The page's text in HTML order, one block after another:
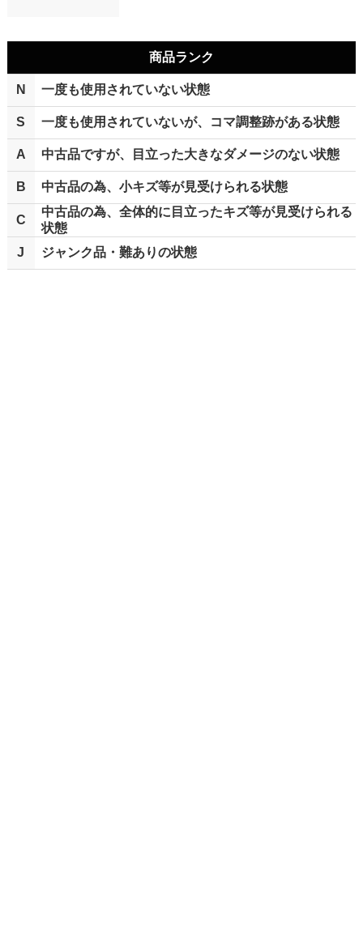
商品ランク
N 一度も使用されていない状態
S 一度も使用されていないが、コマ調整跡がある状態
A 中古品ですが、目立った大きなダメージのない状態
B 中古品の為、小キズ等が見受けられる状態
C
中古品の為、全体的に目立ったキズ等が見受けられる
状態
J
ジャンク品・難ありの状態